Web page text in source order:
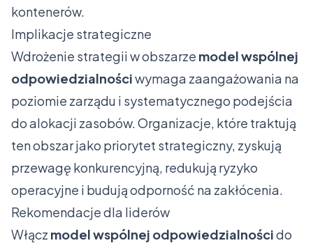
kontenerów.
Implikacje strategiczne
Wdrożenie strategii w obszarze model wspólnej
odpowiedzialnościwymaga zaangażowania na
poziomie zarządu i systematycznego podejścia
do alokacji zasobów. Organizacje, które traktują
ten obszar jako priorytet strategiczny, zyskują
przewagę konkurencyjną, redukują ryzyko
operacyjne i budują odporność na zakłócenia.
Rekomendacje dla liderów
Włącz model wspólnej odpowiedzialnoścido